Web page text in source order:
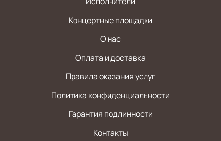
Концертные площадки
О нас
Оплата и доставка
Правила оказания услуг
Политика конфиденциальности
Гарантия подлинности
Контакты